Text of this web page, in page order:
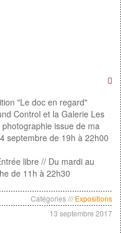
"Le doc en regard"
Control et la Galerie Les
issue de ma
septembre de 19h à 22h00
libre // Du mardi au
de 11h à 22h30
Catégories ///Expositions
13 septembre 2017